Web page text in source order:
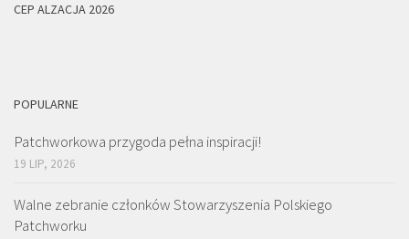
CEP ALZACJA 2026
POPULARNE
Patchworkowa przygoda pełna inspiracji!
19 LIP, 2026
Walne zebranie członków Stowarzyszenia Polskiego
Patchworku